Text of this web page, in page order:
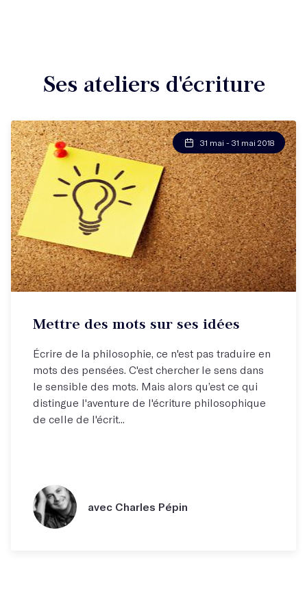
Ses ateliers d'écriture
31 mai - 31 mai 2018
Mettre des mots sur ses idées
Écrire de la philosophie, ce n'est pas traduire en
mots des pensées. C'est chercher le sens dans
le sensible des mots. Mais alors qu’est ce qui
distingue l'aventure de l'écriture philosophique
de celle de l'écrit...
avec Charles Pépin